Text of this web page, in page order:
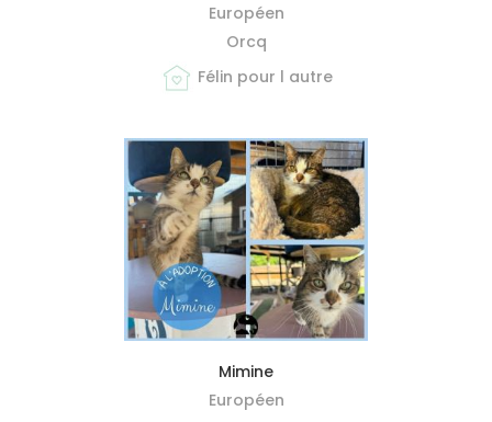
Européen
Orcq
Félin pour l autre
MIEUX ME CONNAÎTRE
Mimine
Européen